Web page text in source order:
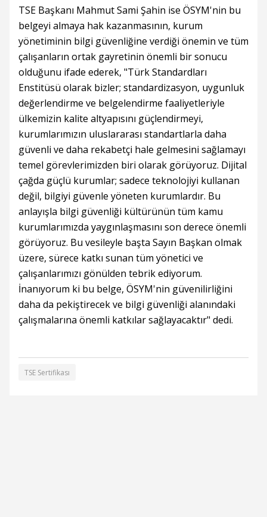
TSE Başkanı Mahmut Sami Şahin ise ÖSYM'nin bu
belgeyi almaya hak kazanmasının, kurum
yönetiminin bilgi güvenliğine verdiği önemin ve tüm
çalışanların ortak gayretinin önemli bir sonucu
olduğunu ifade ederek, "Türk Standardları
Enstitüsü olarak bizler; standardizasyon, uygunluk
değerlendirme ve belgelendirme faaliyetleriyle
ülkemizin kalite altyapısını güçlendirmeyi,
kurumlarımızın uluslararası standartlarla daha
güvenli ve daha rekabetçi hale gelmesini sağlamayı
temel görevlerimizden biri olarak görüyoruz. Dijital
çağda güçlü kurumlar; sadece teknolojiyi kullanan
değil, bilgiyi güvenle yöneten kurumlardır. Bu
anlayışla bilgi güvenliği kültürünün tüm kamu
kurumlarımızda yaygınlaşmasını son derece önemli
görüyoruz. Bu vesileyle başta Sayın Başkan olmak
üzere, sürece katkı sunan tüm yönetici ve
çalışanlarımızı gönülden tebrik ediyorum.
İnanıyorum ki bu belge, ÖSYM'nin güvenilirliğini
daha da pekiştirecek ve bilgi güvenliği alanındaki
çalışmalarına önemli katkılar sağlayacaktır" dedi.
TSE Sertifikası